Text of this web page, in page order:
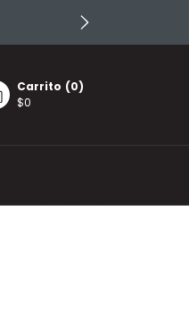
Carrito (0)
$0